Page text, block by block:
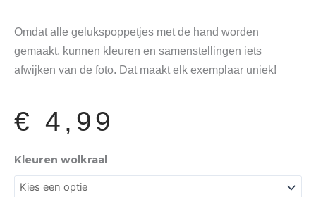
Omdat alle gelukspoppetjes met de hand worden
gemaakt, kunnen kleuren en samenstellingen iets
afwijken van de foto. Dat maakt elk exemplaar uniek!
€ 4,99
Kleuren wolkraal
Gelukspoppetje
Sleutelhanger
aantal